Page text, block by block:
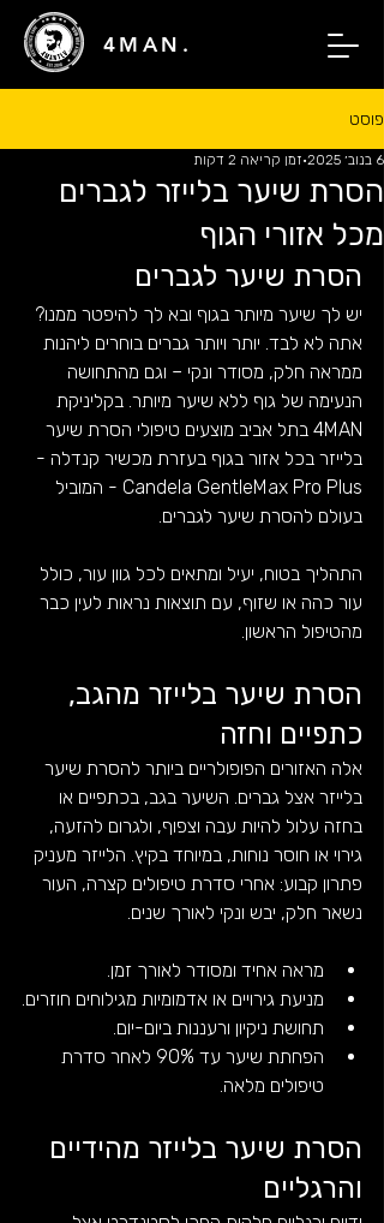
4MAN.
פוסט
​הסרת שיער בלייזר לגברים
מכל אזורי הגוף
6 בנוב׳ 2025 זמן קריאה 2 דקות
הסרת שיער לגברים
יש לך שיער מיותר בגוף ובא לך להיפטר ממנו?
אתה לא לבד. יותר ויותר גברים בוחרים ליהנות
ממראה חלק, מסודר ונקי – וגם מהתחושה
הנעימה של גוף ללא שיער מיותר. בקליניקת
4MAN בתל אביב מוצעים טיפולי הסרת שיער
בלייזר בכל אזור בגוף בעזרת מכשיר קנדלה -
Candela GentleMax Pro Plus - המוביל
בעולם להסרת שיער לגברים.
התהליך בטוח, יעיל ומתאים לכל גוון עור, כולל
עור כהה או שזוף, עם תוצאות נראות לעין כבר
מהטיפול הראשון.
הסרת שיער בלייזר מהגב,
כתפיים וחזה
אלה האזורים הפופולריים ביותר להסרת שיער
בלייזר אצל גברים. השיער בגב, בכתפיים או
בחזה עלול להיות עבה וצפוף, ולגרום להזעה,
גירוי או חוסר נוחות, במיוחד בקיץ. הלייזר מעניק
פתרון קבוע: אחרי סדרת טיפולים קצרה, העור
נשאר חלק, יבש ונקי לאורך שנים.
מראה אחיד ומסודר לאורך זמן.
מניעת גירויים או אדמומיות מגילוחים חוזרים.
תחושת ניקיון ורעננות ביום-יום.
הפחתת שיער עד 90% לאחר סדרת
טיפולים מלאה.
הסרת שיער בלייזר מהידיים
והרגליים